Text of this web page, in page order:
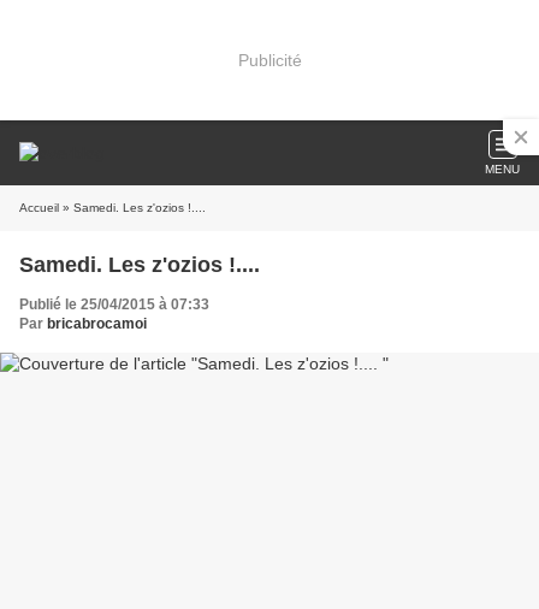
Publicité
MENU
Accueil » Samedi. Les z'ozios !....
Samedi. Les z'ozios !....
Publié le 25/04/2015 à 07:33
Par bricabrocamoi